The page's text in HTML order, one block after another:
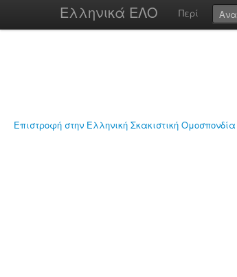
Ελληνικά ΕΛΟ Περί
Επιστροφή στην Ελληνική Σκακιστική Ομοσπονδία